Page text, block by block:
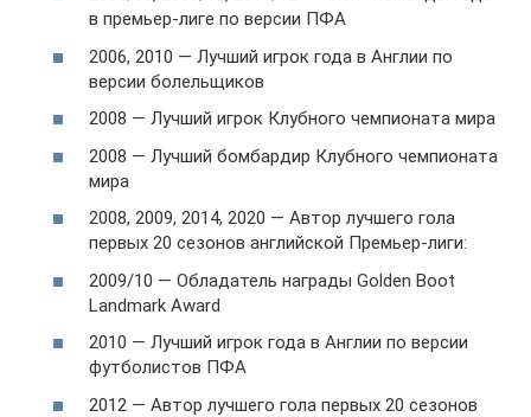
в премьер-лиге по версии ПФА
2006, 2010 — Лучший игрок года в Англии по
версии болельщиков
2008 — Лучший игрок Клубного чемпионата мира
2008 — Лучший бомбардир Клубного чемпионата
мира
2008, 2009, 2014, 2020 — Автор лучшего гола
первых 20 сезонов английской Премьер-лиги:
2009/10 — Обладатель награды Golden Boot
Landmark Award
2010 — Лучший игрок года в Англии по версии
футболистов ПФА
2012 — Автор лучшего гола первых 20 сезонов